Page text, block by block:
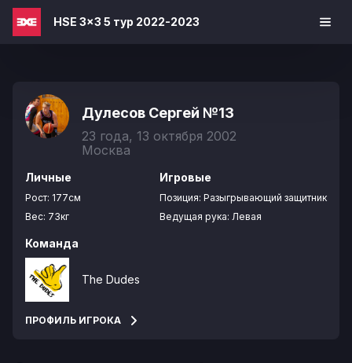
HSE 3x3 5 тур 2022-2023
Дулесов Сергей №13
23 года, 13 октября 2002
Москва
Личные
Рост: 177см
Вес: 73кг
Игровые
Позиция: Разыгрывающий защитник
Ведущая рука: Левая
Команда
The Dudes
ПРОФИЛЬ ИГРОКА